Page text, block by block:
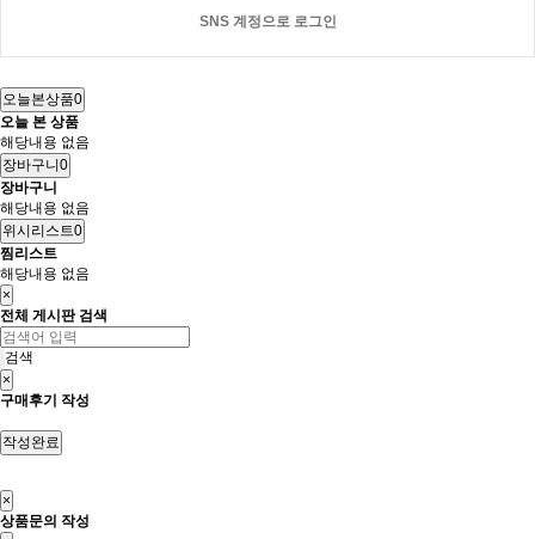
SNS 계정으로 로그인
오늘본상품0
오늘 본 상품
해당내용 없음
장바구니 0
장바구니
해당내용 없음
위시리스트0
찜리스트
해당내용 없음
×
전체 게시판 검색
검색
×
구매후기 작성
×
상품문의 작성